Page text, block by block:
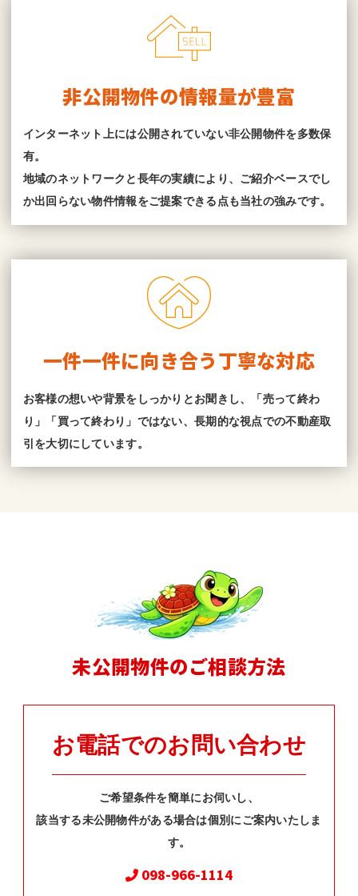
非公開物件の情報量が豊富
インターネット上には公開されていない非公開物件を多数保
有。
地域のネットワークと長年の実績により、ご紹介ベースでし
か出回らない物件情報をご提案できる点も当社の強みです。
一件一件に向き合う丁寧な対応
お客様の想いや背景をしっかりとお聞きし、「売って終わ
り」「買って終わり」ではない、長期的な視点での不動産取
引を大切にしています。
未公開物件のご相談方法
お電話でのお問い合わせ
ご希望条件を簡単にお伺いし、
該当する未公開物件がある場合は個別にご案内いたしま
す。
098-966-1114